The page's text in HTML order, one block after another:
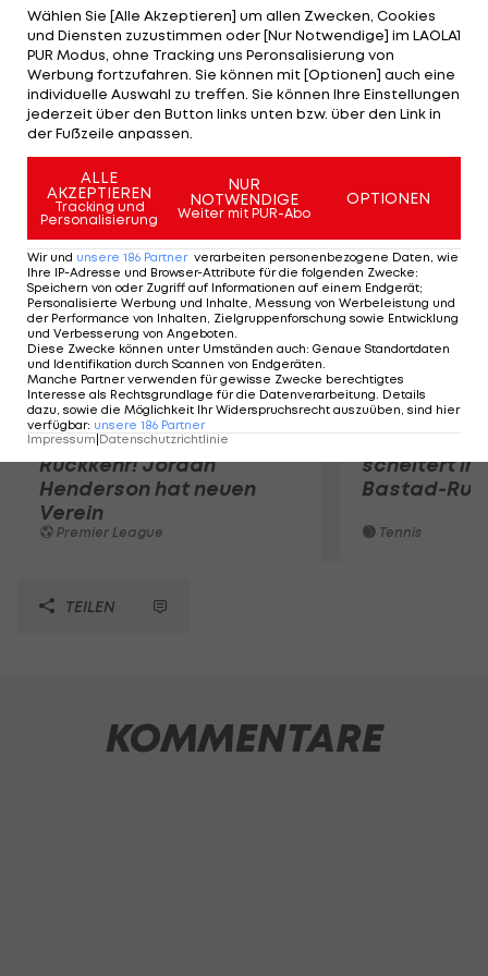
Transfer zu verhandeln. Da sich Kaka für die WM
2014 im eigenen Land anbieten will, sucht er eine
Topmannschaft, bei der er mehr Einsatzzeit als
bei den "Königlichen" erhält. Er wäre demnach
sogar bereit, Gehaltseinbußen hinzunehmen.
Mehr zum Thema
Premier-League-
Rückkehr! Jordan
Henderson hat neuen
Verein
Premier League
Sebastian
scheitert in
Bastad-
Tennis
TEILEN
KOMMENTARE
Wählen Sie [Alle Akzeptieren] um allen Zwecken, Cookies
und Diensten zuzustimmen oder [Nur Notwendige] im LAOLA1
PUR Modus, ohne Tracking uns Peronsalisierung von
Werbung fortzufahren. Sie können mit [Optionen] auch eine
individuelle Auswahl zu treffen. Sie können Ihre Einstellungen
jederzeit über den Button links unten bzw. über den Link in
der Fußzeile anpassen.
ALLE
AKZEPTIEREN
Tracking und
Personalisierung
NUR
NOTWENDIGE
Weiter mit PUR-Abo
OPTIONEN
Wir und unsere 186 Partner verarbeiten personenbezogene Daten, wie
Ihre IP-Adresse und Browser-Attribute für die folgenden Zwecke:
Speichern von oder Zugriff auf Informationen auf einem Endgerät;
Personalisierte Werbung und Inhalte, Messung von Werbeleistung und
der Performance von Inhalten, Zielgruppenforschung sowie Entwicklung
und Verbesserung von Angeboten.
Diese Zwecke können unter Umständen auch: Genaue Standortdaten
und Identifikation durch Scannen von Endgeräten.
Manche Partner verwenden für gewisse Zwecke berechtigtes
Interesse als Rechtsgrundlage für die Datenverarbeitung. Details
dazu, sowie die Möglichkeit Ihr Widerspruchsrecht auszuüben, sind hier
verfügbar: unsere 186 Partner
Impressum Datenschutzrichtlinie